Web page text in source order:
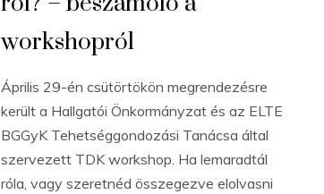
workshopról
Április 29-én csütörtökön megrendezésre
került a Hallgatói Önkormányzat és az ELTE
BGGyK Tehetséggondozási Tanácsa által
szervezett TDK workshop. Ha lemaradtál
róla, vagy szeretnéd összegezve elolvasni